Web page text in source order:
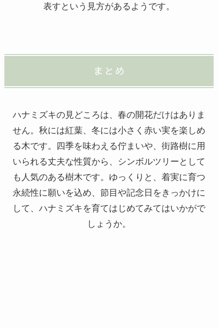
表すという見方があるようです。
まとめ
ハナミズキの見どころは、春の開花だけはありま
せん。秋には紅葉、冬には小さく赤い実を楽しめ
る木です。四季を味わえる佇まいや、街路樹に用
いられる丈夫な性質から、シンボルツリーとして
も人気のある樹木です。ゆっくりと、着実に育つ
永続性に願いを込め、節目や記念日をきっかけに
して、ハナミズキを育てはじめてみてはいかがで
しょうか。